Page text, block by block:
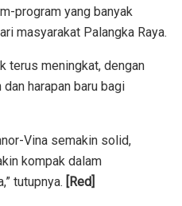
program yang banyak
masyarakat Palangka Raya.
terus meningkat, dengan
harapan baru bagi
Vina semakin solid,
kompak dalam
tutupnya. [Red]